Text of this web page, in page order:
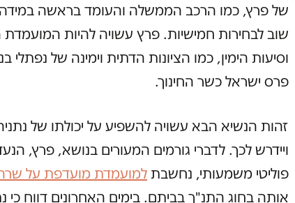
של פרץ, כמו הרכב הממשלה והעומד בראשה
שוב לבחירות חמישיות. פרץ עשויה להיות
וסיעות הימין, כמו הציונות הדתית וימינה של
פרס ישראל כשר החינוך.
זהות הנשיא הבא עשויה להשפיע על יכולתו של
ויידרש לכך. לדברי גורמים המעורים בנושא, פרץ,
פוליטי משמעותי, נחשבת למועמדת מועדפת על שרה
אותה בחוג התנ"ך בביתם. בימים האחרונים דווח כי